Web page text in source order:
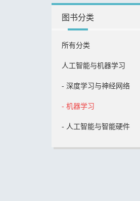
图书分类
所有分类
人工智能与机器学习
- 深度学习与神经网络
- 机器学习
- 人工智能与智能硬件